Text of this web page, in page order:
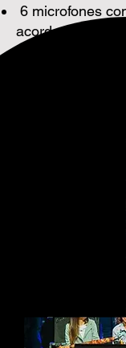
6 microfones
acordo com o